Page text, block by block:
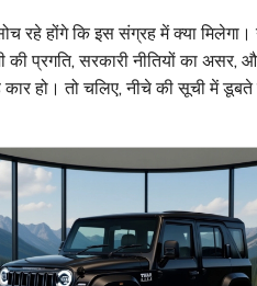
रहे होंगे कि इस संग्रह में क्या मिलेगा।
की प्रगति, सरकारी नीतियों का
हो। तो चलिए, नीचे की सूची में